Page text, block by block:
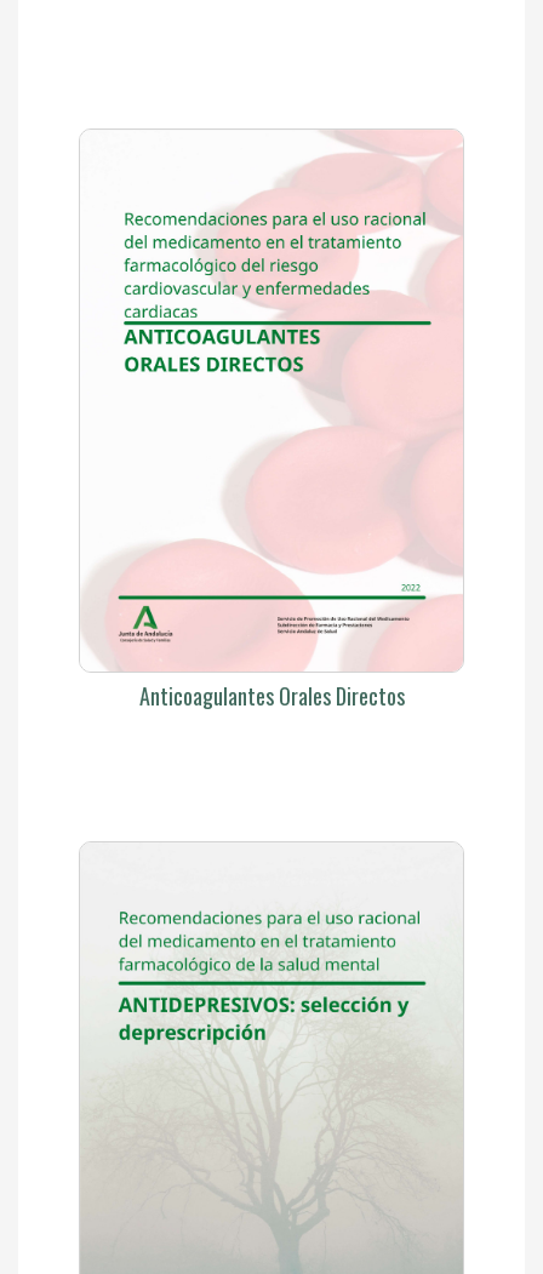
Anticoagulantes Orales Directos